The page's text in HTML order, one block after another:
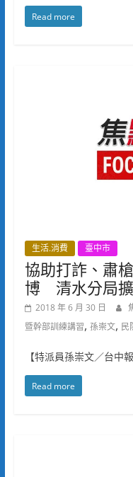
Read more
生活.消費 臺中市
協助打詐、肅
博 清水分局擴
2018 年 6 月 30 日
暨幹部訓練講習, 孫崇文, 民
【特派員孫崇文／台中
Read more